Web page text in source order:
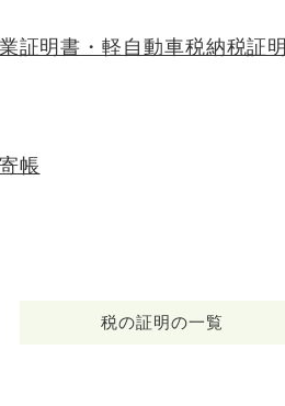
証明書・軽自動車税納税証明
帳
税の証明の一覧